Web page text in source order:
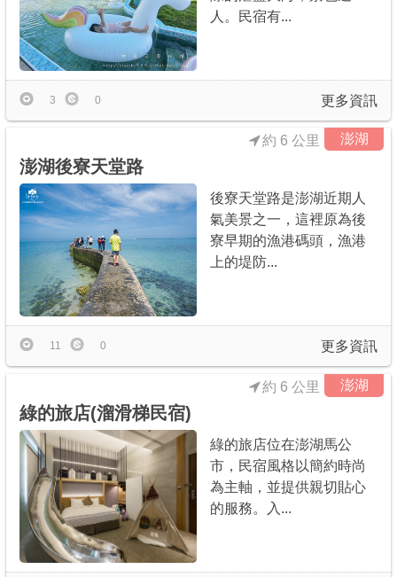
人。民宿有...
更多資訊
3 0
澎湖
約 6 公里
澎湖後寮天堂路
後寮天堂路是澎湖近期人
氣美景之一，這裡原為後
寮早期的漁港碼頭，漁港
上的堤防...
更多資訊
11 0
澎湖
約 6 公里
綠的旅店(溜滑梯民宿)
綠的旅店位在澎湖馬公
市，民宿風格以簡約時尚
為主軸，並提供親切貼心
的服務。入...